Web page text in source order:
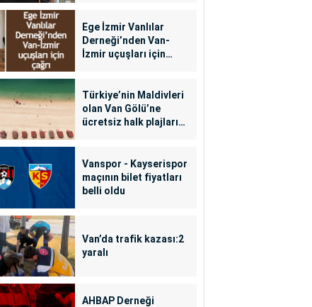
Ege İzmir Vanlılar
Derneği’nden Van-
İzmir uçuşları için
Türkiye’nin Maldivleri
olan Van Gölü’ne
ücretsiz halk plajları
Vanspor - Kayserispor
maçının bilet fiyatları
belli oldu
Van’da trafik kazası:2
yaralı
AHBAP Derneği